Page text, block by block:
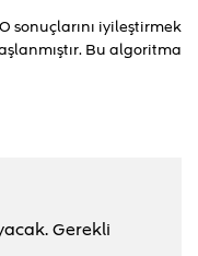
sonuçlarını iyileştirmek
Bu algoritma
Gerekli